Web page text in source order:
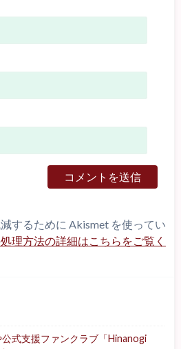
するために Akismet を使ってい
理方法の詳細はこちらをご覧く
式支援ファンクラブ「Hinanogi